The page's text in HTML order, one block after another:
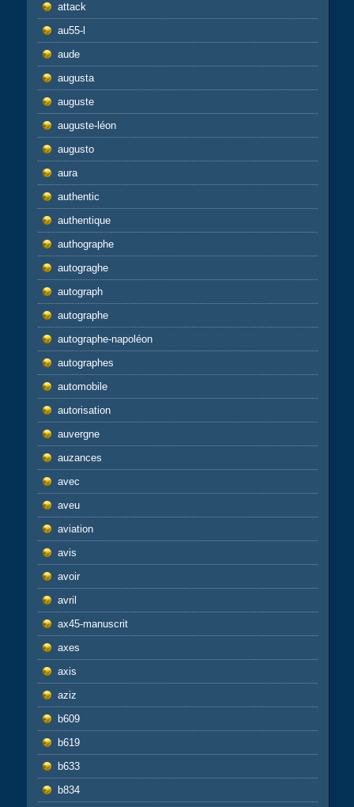
attack
au55-l
aude
augusta
auguste
auguste-léon
augusto
aura
authentic
authentique
authographe
autograghe
autograph
autographe
autographe-napoléon
autographes
automobile
autorisation
auvergne
auzances
avec
aveu
aviation
avis
avoir
avril
ax45-manuscrit
axes
axis
aziz
b609
b619
b633
b834